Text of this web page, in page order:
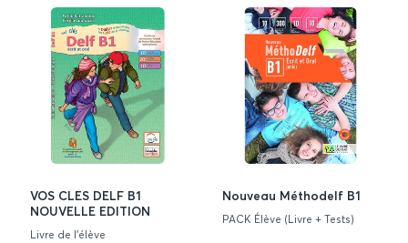
VOS CLES DELF B1
NOUVELLE EDITION
Livre de l'élève
Nouveau Méthodelf B1
PACK Élève (Livre + Tests)